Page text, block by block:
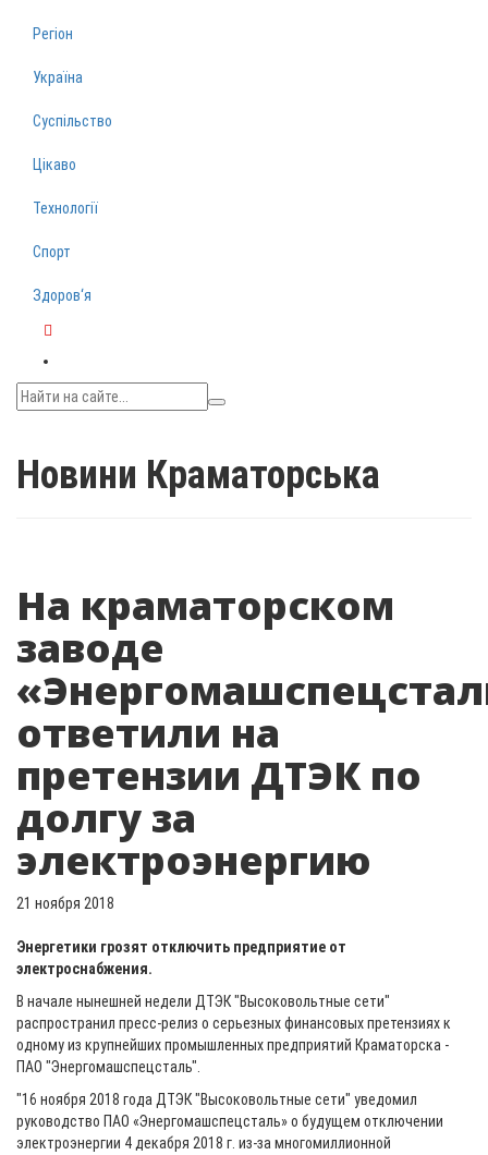
Регіон
Україна
Суспільство
Цікаво
Технології
Спорт
Здоров‘я
Новини Краматорська
На краматорском
заводе
ответили на
претензии ДТЭК по
долгу за
электроэнергию
21 ноября 2018
Энергетики грозят отключить предприятие от
электроснабжения.
В начале нынешней недели ДТЭК "Высоковольтные сети"
распространил пресс-релиз о серьезных финансовых претензиях к
одному из крупнейших промышленных предприятий Краматорска -
ПАО "Энергомашспецсталь".
"16 ноября 2018 года ДТЭК "Высоковольтные сети" уведомил
руководство ПАО «Энергомашспецсталь» о будущем отключении
электроэнергии 4 декабря 2018 г. из-за многомиллионной